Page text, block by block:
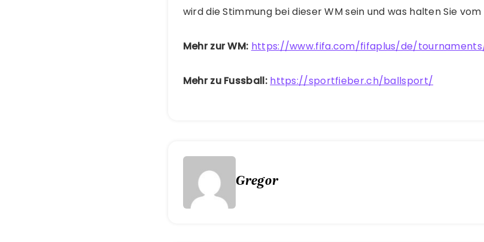
wird die Stimmung bei dieser WM sein und was halten Sie
Mehr zur WM: https://www.fifa.com/fifaplus/de/
Mehr zu Fussball: https://sportfieber.ch/ballsport/
Gregor